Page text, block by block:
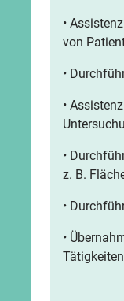
•
von
•
•
•
z. B.
•
•
Tätigkeiten